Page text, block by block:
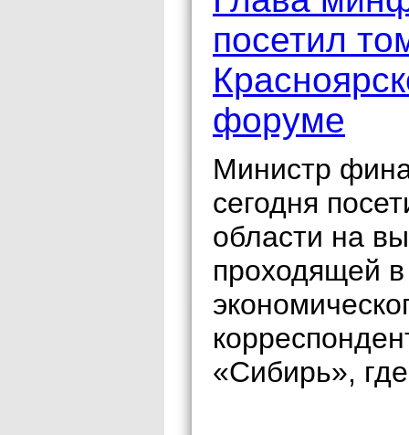
посетил
форуме
Министр
сегодня
области на
проходящей в
«Сибирь»,